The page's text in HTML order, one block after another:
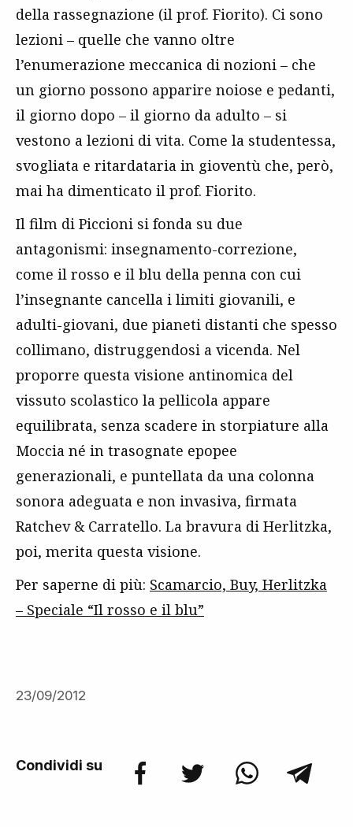
della rassegnazione (il prof. Fiorito). Ci sono
lezioni – quelle che vanno oltre
l’enumerazione meccanica di nozioni – che
un giorno possono apparire noiose e pedanti,
il giorno dopo – il giorno da adulto – si
vestono a lezioni di vita. Come la studentessa,
svogliata e ritardataria in gioventù che, però,
mai ha dimenticato il prof. Fiorito.
Il film di Piccioni si fonda su due
antagonismi: insegnamento-correzione,
come il rosso e il blu della penna con cui
l’insegnante cancella i limiti giovanili, e
adulti-giovani, due pianeti distanti che spesso
collimano, distruggendosi a vicenda. Nel
proporre questa visione antinomica del
vissuto scolastico la pellicola appare
equilibrata, senza scadere in storpiature alla
Moccia né in trasognate epopee
generazionali, e puntellata da una colonna
sonora adeguata e non invasiva, firmata
Ratchev & Carratello. La bravura di Herlitzka,
poi, merita questa visione.
Per saperne di più: Scamarcio, Buy, Herlitzka
– Speciale “Il rosso e il blu”
23/09/2012
Condividi su